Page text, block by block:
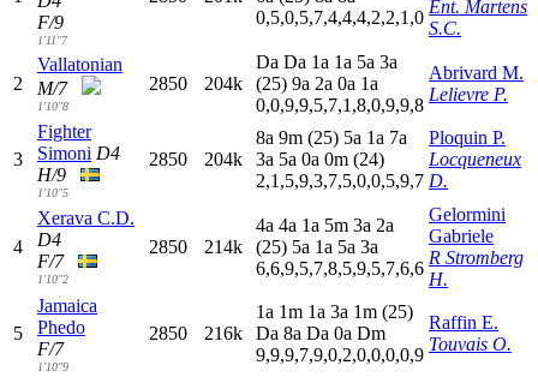
F/9
1'11"7
0,5,0,5,7,4,4,4,2,2,1,0
Ent. Martens
S.C.
2
Vallatonian
M/7
1'10"8
2850 204k
Da Da 1a 1a 5a 3a
(25) 9a 2a 0a 1a
0,0,9,9,5,7,1,8,0,9,9,8
Abrivard M.
Lelievre P.
3
Fighter
Simoni D4
H/9
1'10"5
2850 204k
8a 9m (25) 5a 1a 7a
3a 5a 0a 0m (24)
2,1,5,9,3,7,5,0,0,5,9,7
Ploquin P.
Locqueneux
D.
4
Xerava C.D.
D4
F/7
1'10"2
2850 214k
4a 4a 1a 5m 3a 2a
(25) 5a 1a 5a 3a
6,6,9,5,7,8,5,9,5,7,6,6
Gelormini
Gabriele
R Stromberg
H.
5
Jamaica
Phedo
F/7
1'10"9
2850 216k
1a 1m 1a 3a 1m (25)
Da 8a Da 0a Dm
9,9,9,7,9,0,2,0,0,0,0,9
Raffin E.
Touvais O.